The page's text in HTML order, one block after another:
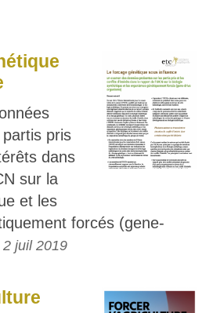
pris
dans
sur la
et les
forcés (gene-
2 juil 2019